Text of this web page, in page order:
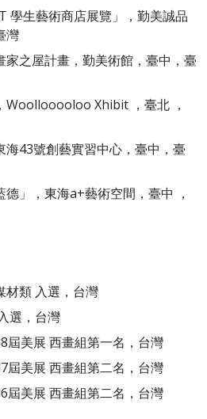
學生藝術商店展覽」，勤美誠品
灣
家之屋計畫，勤美術館，臺中，臺
Woollooooloo Xhibit ，臺北 ，
海43號創藝實習中心，臺中，臺
德」，東海a+藝術空間，臺中 ，
材類 入選，台灣
選，台灣
屆美展 西畫組第一名，台灣
屆美展 西畫組第二名，台灣
屆美展 西畫組第二名，台灣